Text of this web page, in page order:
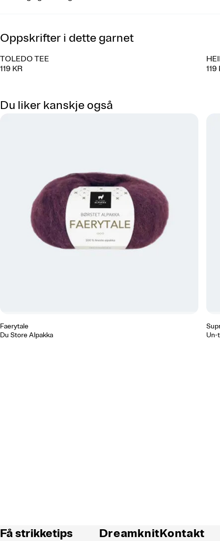
Oppskrifter i dette garnet
TOLEDO TEE
119 KR
119
Du liker kanskje også
Faerytale
Du Store Alpakka
Un-
Få strikketips
DreamknitKontakt